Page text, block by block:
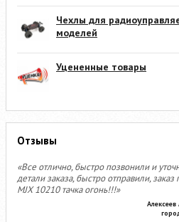
Чехлы для
моделей
Уцененные товары
Отзывы
«Все отлично, быстро позвонили и
детали заказа, быстро отправили, заказ
MJX 10210 тачка огонь!!!»